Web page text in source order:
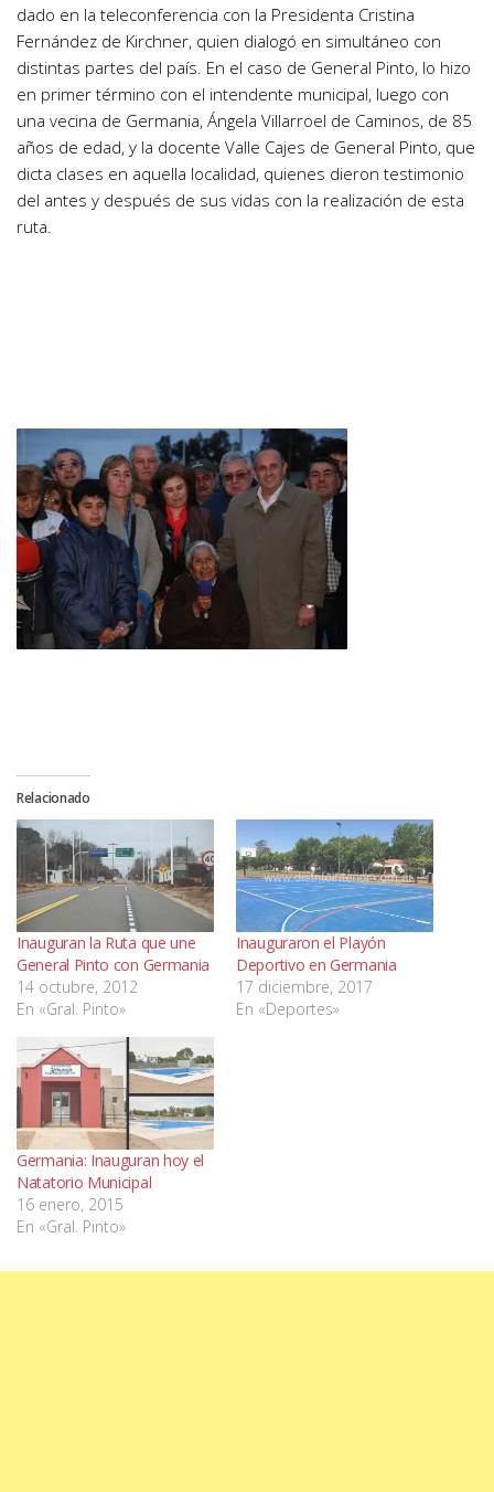
dado en la teleconferencia con la Presidenta Cristina
Fernández de Kirchner, quien dialogó en simultáneo con
distintas partes del país. En el caso de General Pinto, lo hizo
en primer término con el intendente municipal, luego con
una vecina de Germania, Ángela Villarroel de Caminos, de 85
años de edad, y la docente Valle Cajes de General Pinto, que
dicta clases en aquella localidad, quienes dieron testimonio
del antes y después de sus vidas con la realización de esta
ruta.
Relacionado
Inauguran la Ruta que une
General Pinto con Germania
14 octubre, 2012
En «Gral. Pinto»
Inauguraron el Playón
Deportivo en Germania
17 diciembre, 2017
En «Deportes»
Germania: Inauguran hoy el
Natatorio Municipal
16 enero, 2015
En «Gral. Pinto»